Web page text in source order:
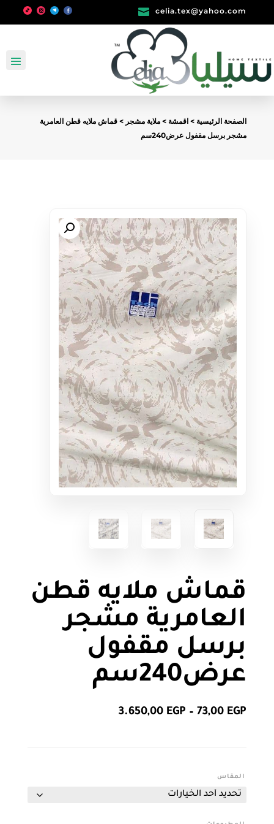
 celia.tex@yahoo.com
الصفحة الرئيسية > اقمشة > ملاية مشجر > قماش ملايه قطن العامرية
مشجر برسل مقفول عرض240سم
قماش ملايه قطن
العامرية مشجر
برسل مقفول
عرض240سم
73,00 EGP
–
3.650,00 EGP
نطاق
المقاس